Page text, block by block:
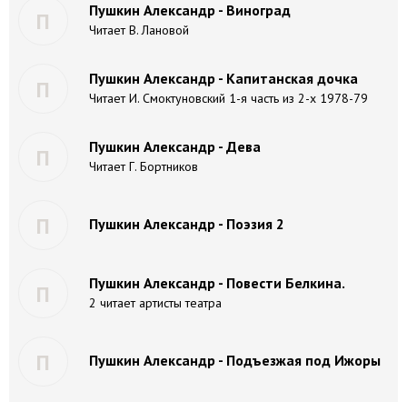
П Пушкин Александр - Виноград
Читает В. Лановой
П Пушкин Александр - Капитанская дочка
Читает И. Смоктуновский 1-я часть из 2-х 1978-79
П Пушкин Александр - Дева
Читает Г. Бортников
П Пушкин Александр - Поэзия 2
П Пушкин Александр - Повести Белкина.
2 читает артисты театра
П Пушкин Александр - Подъезжая под Ижоры